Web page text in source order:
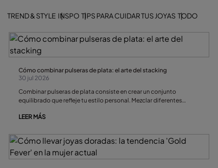
TREND & STYLE INSPO TIPS PARA CUIDAR TUS JOYAS TODO
Cómo combinar pulseras de plata: el arte del stacking
30 jul 2026
Combinar pulseras de plata consiste en crear un conjunto
equilibrado que refleje tu estilo personal. Mezclar diferentes
dinámico sin sobrecargar la muñeca, adaptando el stacking tanto
LEER MÁS